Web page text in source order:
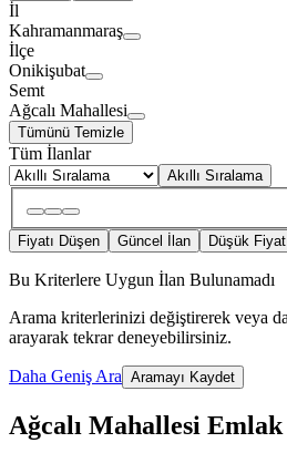
İl
Kahramanmaraş
İlçe
Onikişubat
Semt
Ağcalı Mahallesi
Tümünü Temizle
Tüm İlanlar
Akıllı Sıralama
Fiyatı Düşen Güncel İlan Düşük Fiyat
Bu Kriterlere Uygun İlan Bulunamadı
Arama kriterlerinizi değiştirerek veya
arayarak tekrar deneyebilirsiniz.
Daha Geniş Ara Aramayı Kaydet
Ağcalı Mahallesi Emlak